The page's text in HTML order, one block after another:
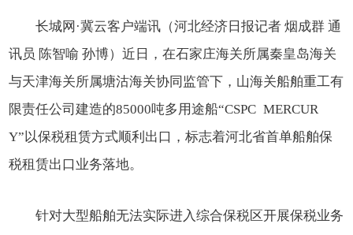
长城网·冀云客户端讯（河北经济日报记者 烟成群 通
讯员 陈智喻 孙博）近日，在石家庄海关所属秦皇岛海关
与天津海关所属塘沽海关协同监管下，山海关船舶重工有
限责任公司建造的85000吨多用途船“CSPC MERCUR
Y”以保税租赁方式顺利出口，标志着河北省首单船舶保
税租赁出口业务落地。
针对大型船舶无法实际进入综合保税区开展保税业务